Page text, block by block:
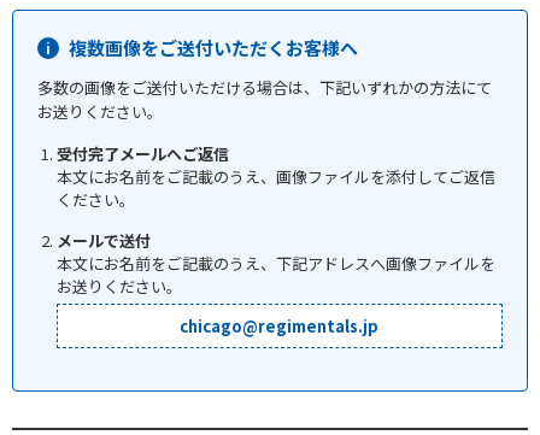
複数画像をご送付いただくお客様へ
多数の画像をご送付いただける場合は、下記いずれかの方法にて
お送りください。
受付完了メールへご返信
本文にお名前をご記載のうえ、画像ファイルを添付してご返信
ください。
メールで送付
本文にお名前をご記載のうえ、下記アドレスへ画像ファイルを
お送りください。
chicago@regimentals.jp